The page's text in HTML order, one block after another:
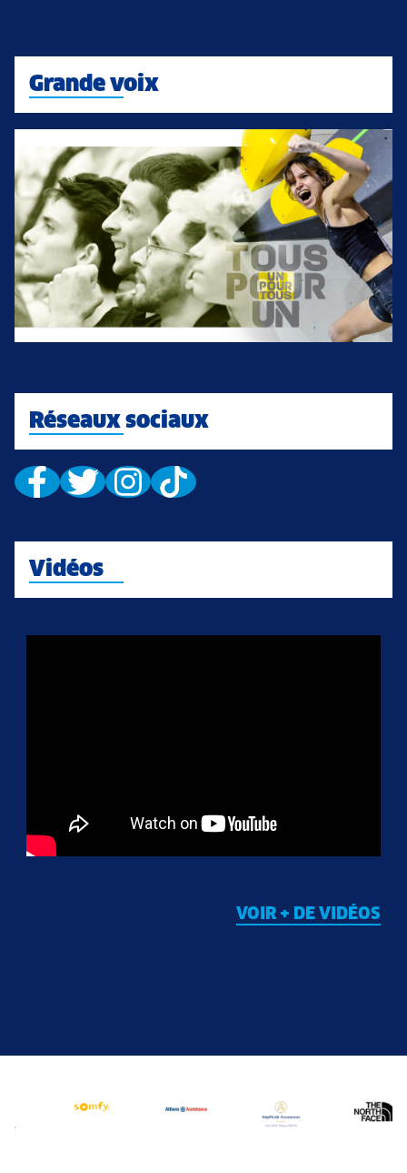
Grande voix
Réseaux sociaux
Vidéos
VOIR + DE VIDÉOS